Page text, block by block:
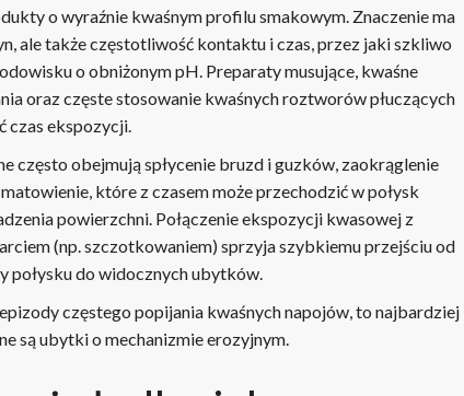
o wyraźnie kwaśnym profilu smakowym. Znaczenie ma
ale także częstotliwość kontaktu i czas, przez jaki szkliwo
o obniżonym pH. Preparaty musujące, kwaśne
oraz częste stosowanie kwaśnych roztworów płuczących
czas ekspozycji.
często obejmują spłycenie bruzd i guzków, zaokrąglenie
które z czasem może przechodzić w połysk
powierzchni. Połączenie ekspozycji kwasowej z
(np. szczotkowaniem) sprzyja szybkiemu przejściu od
połysku do widocznych ubytków.
częstego popijania kwaśnych napojów, to najbardziej
są ubytki o mechanizmie erozyjnym.